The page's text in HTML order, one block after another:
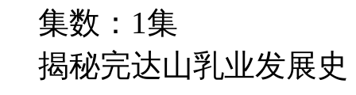
集数：1集
揭秘完达山乳业发展史